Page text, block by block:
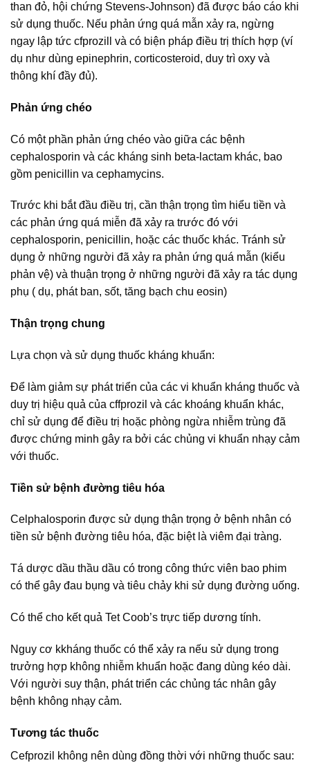
than đỏ, hội chứng Stevens-Johnson) đã được báo cáo khi
sử dụng thuốc. Nếu phản ứng quá mẫn xảy ra, ngừng
ngay lập tức cfprozill và có biện pháp điều trị thích hợp (ví
dụ như dùng epinephrin, corticosteroid, duy trì oxy và
thông khí đầy đủ).
Phản ứng chéo
Có một phần phản ứng chéo vào giữa các bệnh
cephalosporin và các kháng sinh beta-lactam khác, bao
gồm penicillin va cephamycins.
Trước khi bắt đầu điều trị, cần thận trọng tìm hiểu tiền và
các phản ứng quá miễn đã xảy ra trước đó với
cephalosporin, penicillin, hoặc các thuốc khác. Tránh sử
dụng ở những người đã xảy ra phản ứng quá mẫn (kiểu
phản vệ) và thuận trọng ở những người đã xảy ra tác dụng
phụ ( dụ, phát ban, sốt, tăng bạch chu eosin)
Thận trọng chung
Lựa chọn và sử dụng thuốc kháng khuẩn:
Để làm giảm sự phát triển của các vi khuẩn kháng thuốc và
duy trị hiệu quả của cffprozil và các khoáng khuẩn khác,
chỉ sử dụng để điều trị hoặc phòng ngừa nhiễm trùng đã
được chứng minh gây ra bởi các chủng vi khuẩn nhạy cảm
với thuốc.
Tiền sử bệnh đường tiêu hóa
Celphalosporin được sử dụng thận trọng ở bệnh nhân có
tiền sử bệnh đường tiêu hóa, đặc biệt là viêm đại tràng.
Tá dược dầu thầu dầu có trong công thức viên bao phim
có thể gây đau bụng và tiêu chảy khi sử dụng đường uống.
Có thể cho kết quả Tet Coob’s trực tiếp dương tính.
Nguy cơ kkháng thuốc có thể xảy ra nếu sử dụng trong
trưởng hợp không nhiễm khuẩn hoặc đang dùng kéo dài.
Với người suy thận, phát triển các chủng tác nhân gây
bệnh không nhạy cảm.
Tương tác thuốc
Cefprozil không nên dùng đồng thời với những thuốc sau: